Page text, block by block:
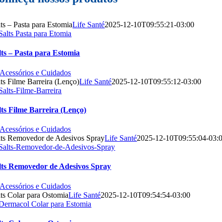
– Pasta para EstomiaLife Santé2025-12-10T09:55:21-03:00
– Pasta para Estomia
e Cuidados
Filme Barreira (Lenço)Life Santé2025-12-10T09:55:12-03:00
Filme Barreira (Lenço)
e Cuidados
Removedor de Adesivos SprayLife Santé2025-12-10T09:55:04-
Removedor de Adesivos Spray
e Cuidados
Colar para OstomiaLife Santé2025-12-10T09:54:54-03:00